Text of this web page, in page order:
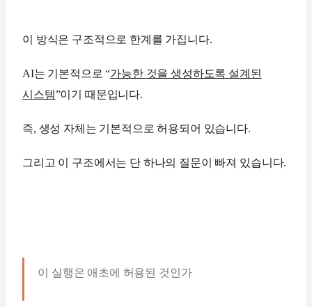
이 방식은 구조적으로 한계를 가집니다.
AI는 기본적으로 “가능한 것을 생성하도록 설계된
시스템”이기 때문입니다.
즉, 생성 자체는 기본적으로 허용되어 있습니다.
그리고 이 구조에서는 단 하나의 질문이 빠져 있습니다.
이 실행은 애초에 허용된 것인가